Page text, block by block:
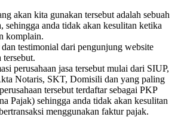
akan kita gunakan tersebut adalah sebuah
sehingga anda tidak akan kesulitan ketika
komplain.
testimonial dari pengunjung website
tersebut.
perusahaan jasa tersebut mulai dari SIUP,
Notaris, SKT, Domisili dan yang paling
tersebut terdaftar sebagai PKP
Pajak) sehingga anda tidak akan kesulitan
menggunakan faktur pajak.